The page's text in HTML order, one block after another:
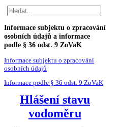
Informace subjektu o zpracování
osobních údajů a informace
podle § 36 odst. 9 ZoVaK
Informace subjektu o zpracování
osobních údajů
Informace podle § 36 odst. 9 ZoVaK
Hlášení stavu
vodoměru